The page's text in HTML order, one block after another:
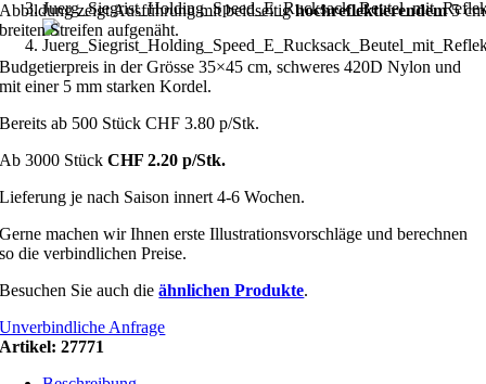
Abbildung zeigt Ausführung mit beidseitighochreflektierendem5 cm
breiten Streifen aufgenäht.
Budgetierpreis in der Grösse 35×45 cm, schweres 420D Nylon und
mit einer 5 mm starken Kordel.
Bereits ab 500 Stück CHF 3.80 p/Stk.
Ab 3000 StückCHF 2.20 p/Stk.
Lieferung je nach Saison innert 4-6 Wochen.
Gerne machen wir Ihnen erste Illustrationsvorschläge und berechnen
so die verbindlichen Preise.
Besuchen Sie auch dieähnlichen Produkte.
Unverbindliche Anfrage
Artikel:27771